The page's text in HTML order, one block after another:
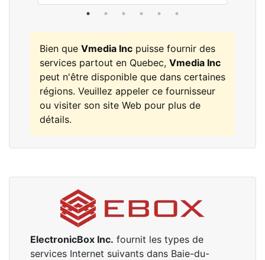
Bien que Vmedia Inc puisse fournir des
services partout en Quebec, Vmedia Inc
peut n'être disponible que dans certaines
régions. Veuillez appeler ce fournisseur
ou visiter son site Web pour plus de
détails.
ElectronicBox Inc. fournit les types de
services Internet suivants dans Baie-du-